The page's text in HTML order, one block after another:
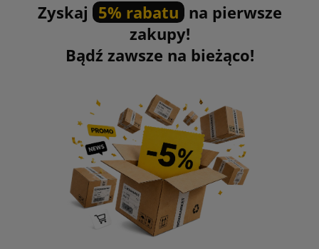
Zyskaj 5% rabatu na pierwsze
zakupy!
Bądź zawsze na bieżąco!